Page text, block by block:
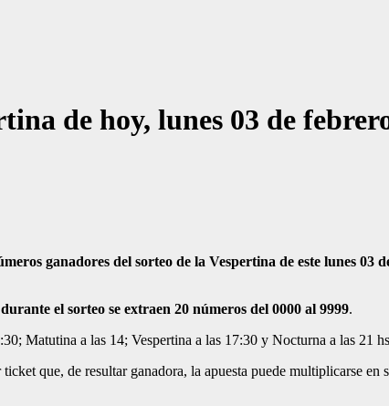
de hoy, lunes 03 de
ganadores del sorteo de la Vespertina de este lunes
el sorteo se extraen 20 números del 0000 al 9999.
Matutina a las 14; Vespertina a las 17:30 y Nocturna a las 21
que, de resultar ganadora, la apuesta puede multiplicarse en